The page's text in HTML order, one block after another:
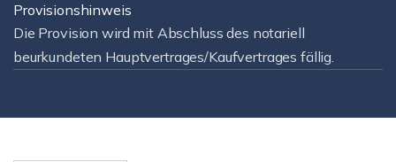
Provisionshinweis
Die Provision wird mit Abschluss des notariell
beurkundeten Hauptvertrages/Kaufvertrages fällig.